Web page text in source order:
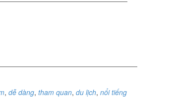
, dễ dàng, tham quan, du lịch, nổi tiếng